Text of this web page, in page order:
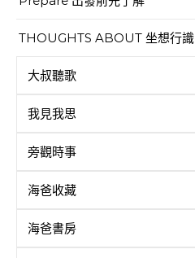
THOUGHTS ABOUT 坐想行識
大叔聽歌
我見我思
旁觀時事
海爸收藏
海爸書房